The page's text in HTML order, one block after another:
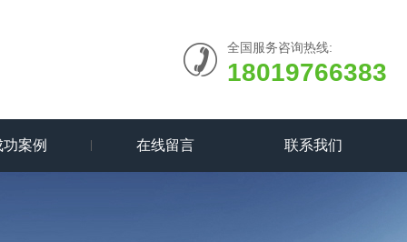
全国服务咨询热线:
18019766383
功案例 在线留言 联系我们